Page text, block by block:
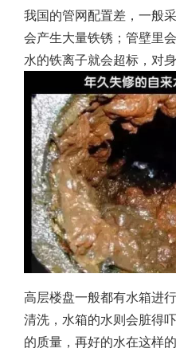
我国的管网配置差，一般
会产生大量铁锈；管壁里
水的铁离子就会超标，对
高层楼盘一般都有水箱进
清洗，水箱的水则会脏得
的质量，再好的水在这样